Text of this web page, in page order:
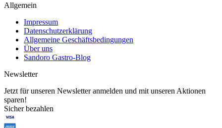
Allgemein
Impressum
Datenschutzerklärung
Allgemeine Geschäftsbedingungen
Über uns
Sandoro Gastro-Blog
Newsletter
Jetzt für unseren Newsletter anmelden und mit unseren Aktionen
sparen!
Sicher bezahlen